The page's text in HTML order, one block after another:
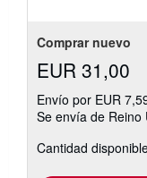
Comprar nuevo
EUR 31,00
Envío por EUR
Se envía de Reino
Cantidad